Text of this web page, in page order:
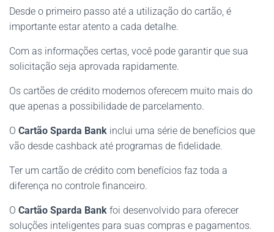
Desde o primeiro passo até a utilização do cartão, é
importante estar atento a cada detalhe.
Com as informações certas, você pode garantir que sua
solicitação seja aprovada rapidamente.
Os cartões de crédito modernos oferecem muito mais do
que apenas a possibilidade de parcelamento.
O Cartão Sparda Bank inclui uma série de benefícios que
vão desde cashback até programas de fidelidade.
Ter um cartão de crédito com benefícios faz toda a
diferença no controle financeiro.
O Cartão Sparda Bank foi desenvolvido para oferecer
soluções inteligentes para suas compras e pagamentos.